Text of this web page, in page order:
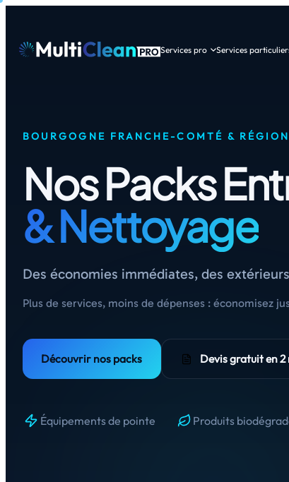
Services pro Services
BOURGOGNE FRANCHE-COMTÉ &
Nos Packs
& Nettoyage
Des économies immédiates, des
Plus de services, moins de dépenses : économisez
Découvrir nos packs Devis gratuit en 2
Équipements de pointe Produits